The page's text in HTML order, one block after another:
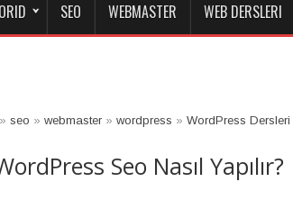
SEO WEBMASTER WEB DERSLERI
seo » webmaster» wordpress » WordPress Dersleri
Seo Nasıl Yapılır?